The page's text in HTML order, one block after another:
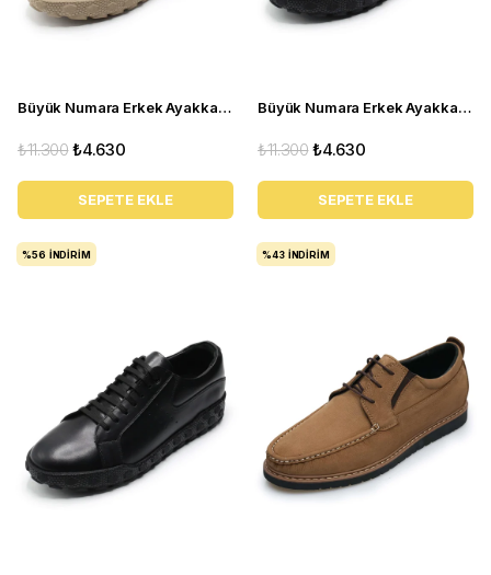
Büyük Numara Erkek Ayakkabı GOM2073 Kum
₺4.630
₺11.300
SEPETE EKLE
Büyük Numara Erkek Ayakkabı GOM2073 Siyah
₺4.630
₺11.300
SEPETE EKLE
%56 İNDIRIM %43 İNDIRIM